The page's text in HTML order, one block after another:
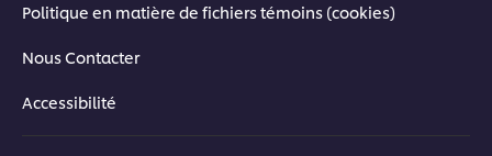
Politique en matière de fichiers témoins (cookies)
Nous Contacter
Accessibilité